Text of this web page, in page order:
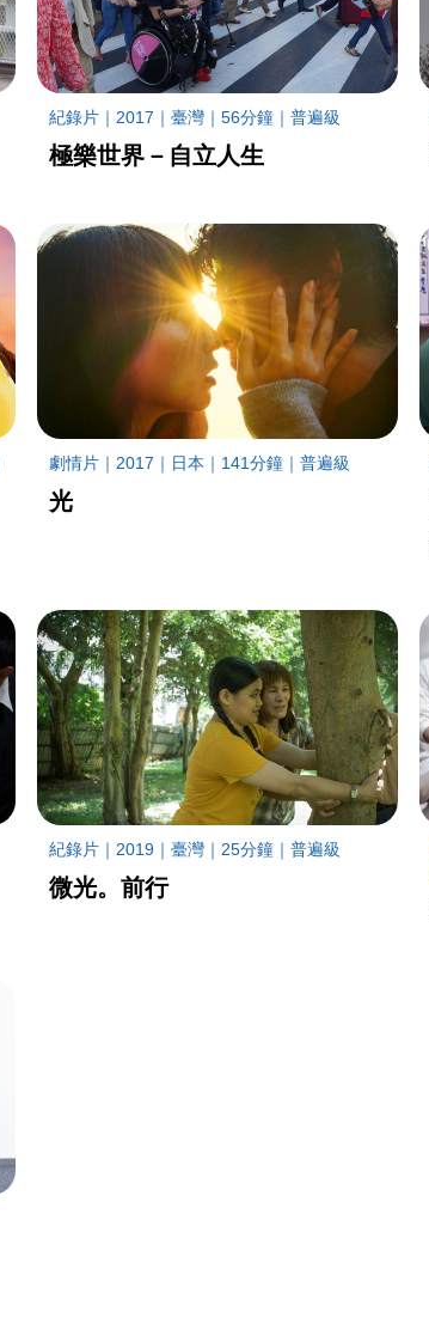
紀錄片｜2017｜臺灣｜56分鐘｜普遍級
極樂世界－自立人生
劇情片｜2017｜日本｜141分鐘｜普遍級
光
紀錄片｜2019｜臺灣｜25分鐘｜普遍級
微光。前行